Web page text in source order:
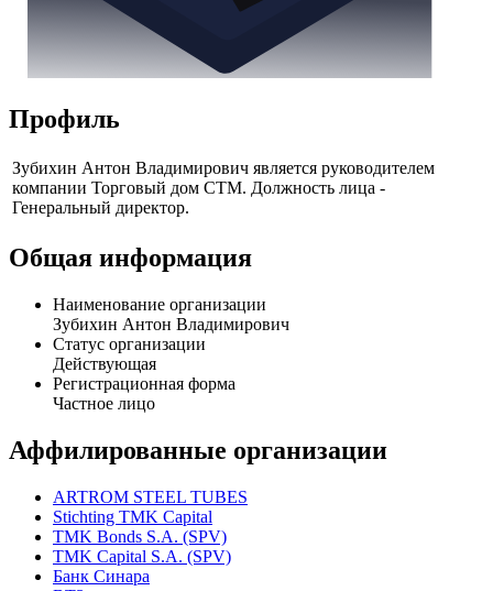
Профиль
Зубихин Антон Владимирович является руководителем
компании Торговый дом СТМ. Должность лица -
Генеральный директор.
Общая информация
Наименование организации
Зубихин Антон Владимирович
Статус организации
Действующая
Регистрационная форма
Частное лицо
Аффилированные организации
ARTROM STEEL TUBES
Stichting TMK Capital
TMK Bonds S.A. (SPV)
TMK Capital S.A. (SPV)
Банк Синара